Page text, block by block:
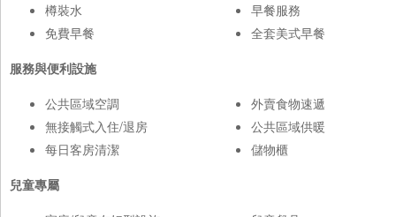
樽裝水
免費早餐
早餐服務
全套美式早餐
服務與便利設施
公共區域空調
無接觸式入住/退房
每日客房清潔
外賣食物速遞
公共區域供暖
儲物櫃
兒童專屬